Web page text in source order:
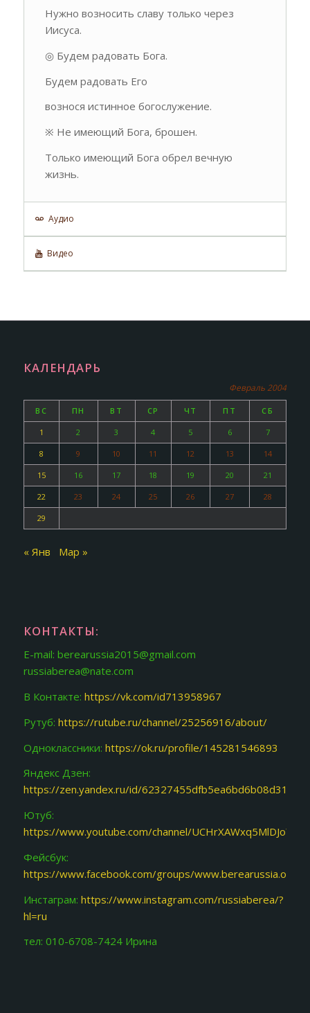
Нужно возносить славу только через
Иисуса.
◎ Будем радовать Бога.
Будем радовать Его
вознося истинное богослужение.
※ Не имеющий Бога, брошен.
Только имеющий Бога обрел вечную
жизнь.
Аудио
Видео
КАЛЕНДАРЬ
Февраль 2004
ВС ПН ВТ СР ЧТ ПТ СБ
1 2 3 4 5 6 7
8 9 10 11 12 13 14
15 16 17 18 19 20 21
22 23 24 25 26 27 28
29
« Янв Мар »
КОНТАКТЫ:
E-mail: berearussia2015@gmail.com
russiaberea@nate.com
В Контакте: https://vk.com/id713958967
Рутуб: https://rutube.ru/channel/25256916/about/
Одноклассники: https://ok.ru/profile/145281546893
Яндекс Дзен:
https://zen.yandex.ru/id/62327455dfb5ea6bd6b08d31
Ютуб:
https://www.youtube.com/channel/
Фейсбук:
https://www.facebook.com/groups/www.berearussia.org/
Инстаграм: https://www.instagram.com/russiaberea/?
hl=ru
тел: 010-6708-7424 Ирина